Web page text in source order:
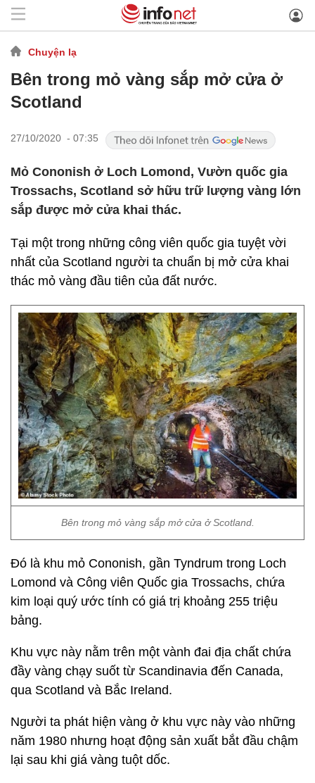
Chuyện lạ
Bên trong mỏ vàng sắp mở cửa ở
Scotland
27/10/2020 - 07:35
Mỏ Cononish ở Loch Lomond, Vườn quốc gia
Trossachs, Scotland sở hữu trữ lượng vàng lớn
sắp được mở cửa khai thác.
Tại một trong những công viên quốc gia tuyệt vời
nhất của Scotland người ta chuẩn bị mở cửa khai
thác mỏ vàng đầu tiên của đất nước.
Bên trong mỏ vàng sắp mở cửa ở Scotland.
Đó là khu mỏ Cononish, gần Tyndrum trong Loch
Lomond và Công viên Quốc gia Trossachs, chứa
kim loại quý ước tính có giá trị khoảng 255 triệu
bảng.
Khu vực này nằm trên một vành đai địa chất chứa
đầy vàng chạy suốt từ Scandinavia đến Canada,
qua Scotland và Bắc Ireland.
Người ta phát hiện vàng ở khu vực này vào những
năm 1980 nhưng hoạt động sản xuất bắt đầu chậm
lại sau khi giá vàng tuột dốc.